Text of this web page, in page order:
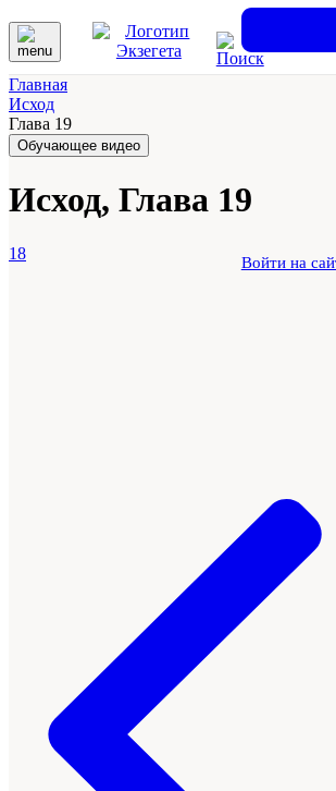
Войти на
Главная
Исход
Глава 19
Обучающее видео
Исход, Глава 19
18